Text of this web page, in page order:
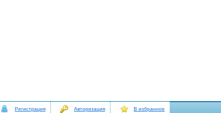
Регистрация Авторизация В избранное